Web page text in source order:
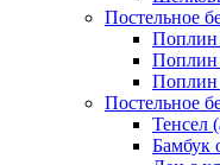
Постельное
Поплин
Поплин
Поплин
Постельное
Тенсел
Бамбук